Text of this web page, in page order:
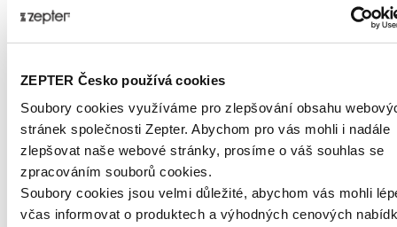
ZEPTER Česko používá cookies
Soubory cookies využíváme pro zlepšování obsahu
stránek společnosti Zepter. Abychom pro vás mohli i nadále
zlepšovat naše webové stránky, prosíme o váš souhlas se
zpracováním souborů cookies.
Soubory cookies jsou velmi důležité, abychom vás mohli
včas informovat o produktech a výhodných cenových
vymixování polévek nebo ovocného a zeleninového
zeleninu i brambory. Nožová hlava naseká zeleninu
do salátů, připraví ovoce do džemů a našrotí i led do
studených nápojů.
● Nástavec se dvěma čepelemi, díky kterému se z
ručního mixéru stane jednoduše použitelný mlýnek na
maso.